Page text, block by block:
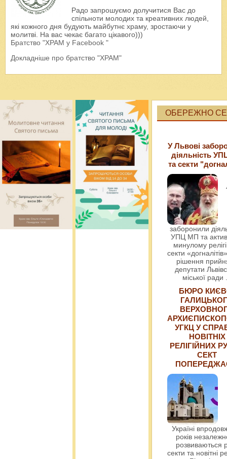
Радо запрошуємо долучитися Вас до
спільноти молодих та креативних людей,
які кожного дня будують майбутнє храму, зростаючи у
молитві. На вас чекає багато цікавого)))
Братство "ХРАМ у Facebook "
Докладніше про братство "ХРАМ"
ОБЕРЕЖНО
У Львові
діяльність
та секти
заборонили
УПЦ МП та
минулому
секти
рішення
депутати
міської ради
БЮРО
УГКЦ У
НОВІТНІХ
РЕЛІГІЙНИХ
СЕКТ
Україні
років
розвиваються
секти та новітні